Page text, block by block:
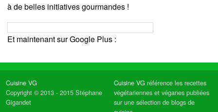
à de belles initiatives gourmandes !
Et maintenant sur Google Plus :
Cuisine VG
Copyright © 2013 - 2015 Stéphane
Gigandet
Cuisine VG référence les recettes
végétariennes et véganes publiées
sur une sélection de blogs de